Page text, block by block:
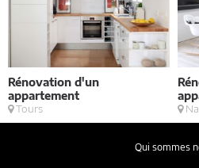
Rénovation d'un
appartement
Tours
Qui sommes